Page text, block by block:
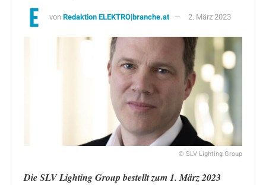
vonRedaktion ELEKTRO|branche.at 2. März 2023
© SLV Lighting Group
Die SLV Lighting Group bestellt zum 1. März 2023